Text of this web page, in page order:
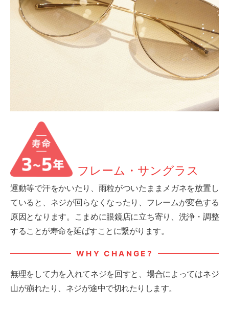
フレーム・サングラス
運動等で汗をかいたり、雨粒がついたままメガネを放置し
ていると、ネジが回らなくなったり、フレームが変色する
原因となります。こまめに眼鏡店に立ち寄り、洗浄・調整
することが寿命を延ばすことに繋がります。
WHY CHANGE?
無理をして力を入れてネジを回すと、場合によってはネジ
山が崩れたり、ネジが途中で切れたりします。